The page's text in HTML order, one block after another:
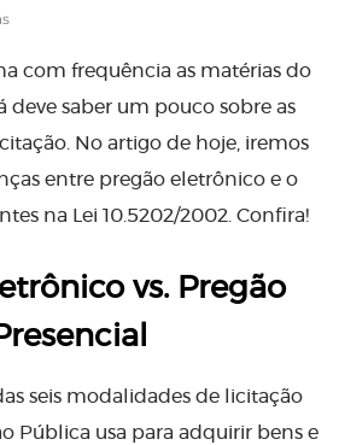
com frequência as matérias do
deve saber um pouco sobre as
No artigo de hoje, iremos
entre pregão eletrônico e o
na Lei 10.5202/2002. Confira!
vs. Pregão
seis modalidades de licitação
Pública usa para adquirir bens e